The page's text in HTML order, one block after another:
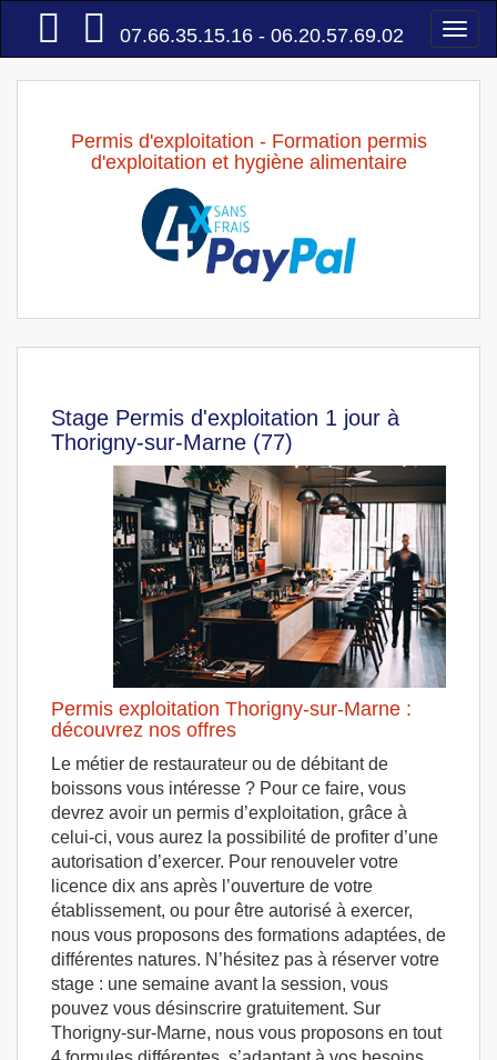
Accueil
07.66.35.15.16 - 06.20.57.69.02
Permis d'exploitation - Formation permis
d'exploitation et hygiène alimentaire
Stage Permis d'exploitation 1 jour à
Thorigny-sur-Marne (77)
Permis exploitation Thorigny-sur-Marne :
découvrez nos offres
Le métier de restaurateur ou de débitant de
boissons vous intéresse ? Pour ce faire, vous
devrez avoir un permis d’exploitation, grâce à
celui-ci, vous aurez la possibilité de profiter d’une
autorisation d’exercer. Pour renouveler votre
licence dix ans après l’ouverture de votre
établissement, ou pour être autorisé à exercer,
nous vous proposons des formations adaptées, de
différentes natures. N’hésitez pas à réserver votre
stage : une semaine avant la session, vous
pouvez vous désinscrire gratuitement. Sur
Thorigny-sur-Marne, nous vous proposons en tout